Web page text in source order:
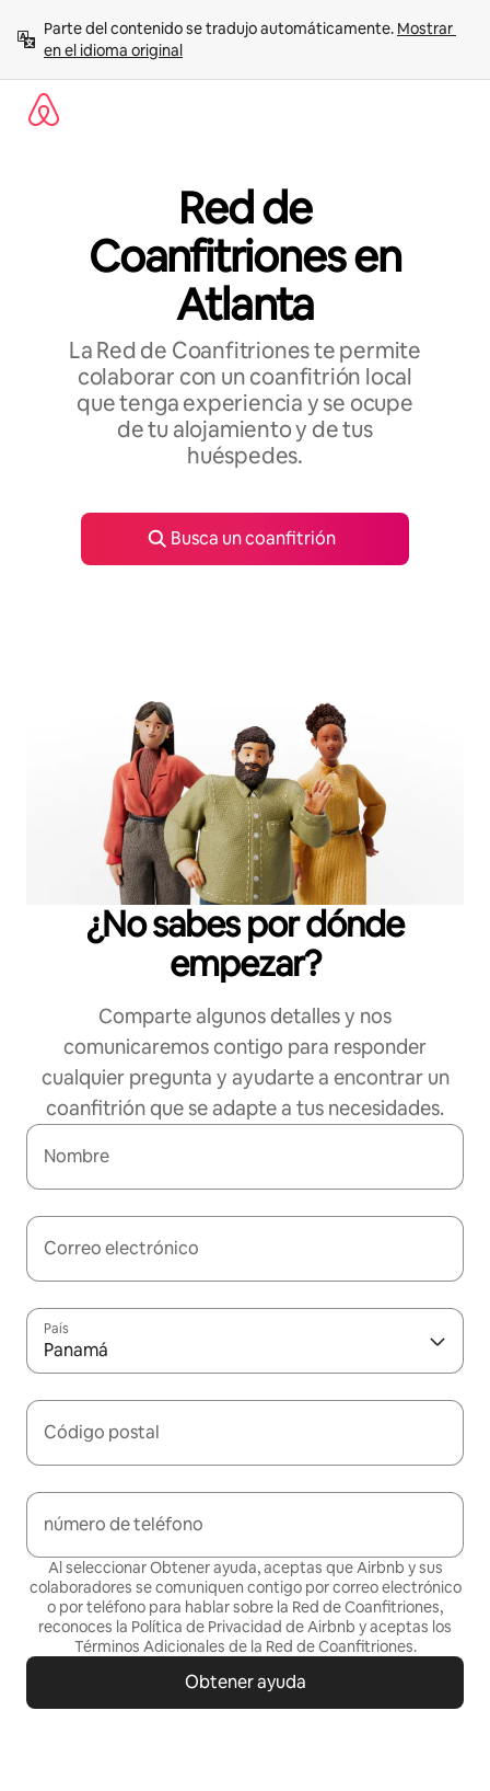
contenido
Parte del contenido se tradujo automáticamente. Mostrar
en el idioma original
Red de
Coanfitriones en
Atlanta
La Red de Coanfitriones te permite
colaborar con un coanfitrión local
que tenga experiencia y se ocupe
de tu alojamiento y de tus
huéspedes.
Busca un coanfitrión
¿No sabes por dónde
empezar?
Comparte algunos detalles y nos
comunicaremos contigo para responder
cualquier pregunta y ayudarte a encontrar un
coanfitrión que se adapte a tus necesidades.
Nombre
Correo electrónico
País
Panamá
Código postal
número de teléfono
Al seleccionar Obtener ayuda, aceptas que Airbnb y sus
colaboradores se comuniquen contigo por correo electrónico
o por teléfono para hablar sobre la Red de Coanfitriones,
reconoces la Política de Privacidad de Airbnb y aceptas los
Términos Adicionales de la Red de Coanfitriones.
Obtener ayuda